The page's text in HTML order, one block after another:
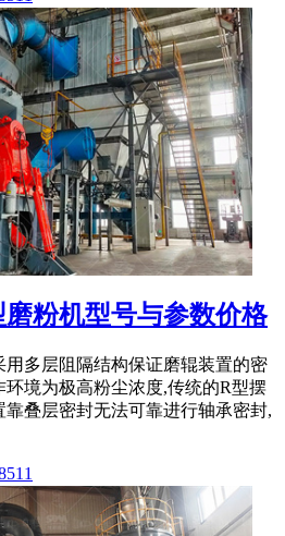
粉机型号与参数价格
用多层阻隔结构保证磨辊装置的密
境为极高粉尘浓度,传统的R型摆
叠层密封无法可靠进行轴承密封,